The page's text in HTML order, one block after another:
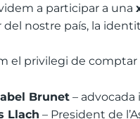
a participar a una
nostre país, la
el privilegi de
Brunet – advocada
Llach – President de